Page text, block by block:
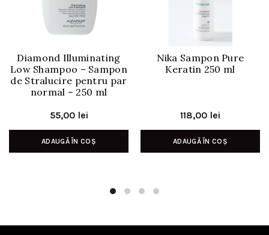
Diamond Illuminating
Low Shampoo – Sampon
de Stralucire pentru par
normal – 250 ml
55,00 lei
ADAUGĂ ÎN COȘ
Nika Sampon Pure
Keratin 250 ml
118,00 lei
ADAUGĂ ÎN COȘ